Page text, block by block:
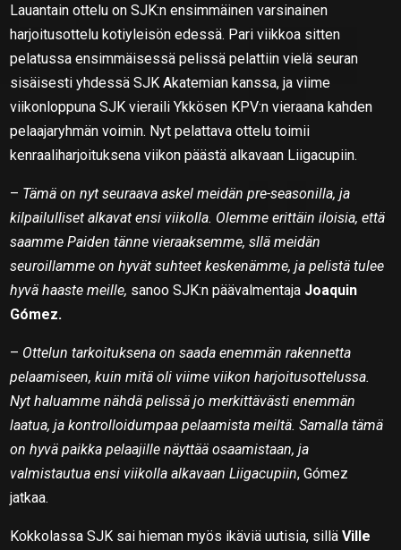
Lauantain ottelu on SJK:n ensimmäinen varsinainen
harjoitusottelu kotiyleisön edessä. Pari viikkoa sitten
pelatussa ensimmäisessä pelissä pelattiin vielä seuran
sisäisesti yhdessä SJK Akatemian kanssa, ja viime
viikonloppuna SJK vieraili Ykkösen KPV:n vieraana kahden
pelaajaryhmän voimin. Nyt pelattava ottelu toimii
kenraaliharjoituksena viikon päästä alkavaan Liigacupiin.
– Tämä on nyt seuraava askel meidän pre-seasonilla, ja
kilpailulliset alkavat ensi viikolla. Olemme erittäin iloisia, että
saamme Paiden tänne vieraaksemme, sllä meidän
seuroillamme on hyvät suhteet keskenämme, ja pelistä tulee
hyvä haaste meille, sanoo SJK:n päävalmentaja Joaquin
Gómez.
– Ottelun tarkoituksena on saada enemmän rakennetta
pelaamiseen, kuin mitä oli viime viikon harjoitusottelussa.
Nyt haluamme nähdä pelissä jo merkittävästi enemmän
laatua, ja kontrolloidumpaa pelaamista meiltä. Samalla tämä
on hyvä paikka pelaajille näyttää osaamistaan, ja
valmistautua ensi viikolla alkavaan Liigacupiin, Gómez
jatkaa.
Kokkolassa SJK sai hieman myös ikäviä uutisia, sillä Ville